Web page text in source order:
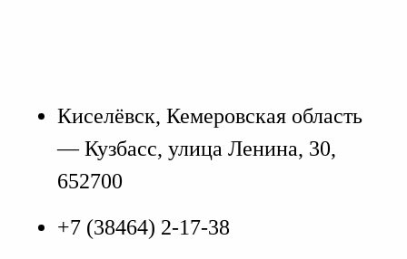
Киселёвск, Кемеровская область
— Кузбасс, улица Ленина, 30,
652700
+7 (38464) 2-17-38